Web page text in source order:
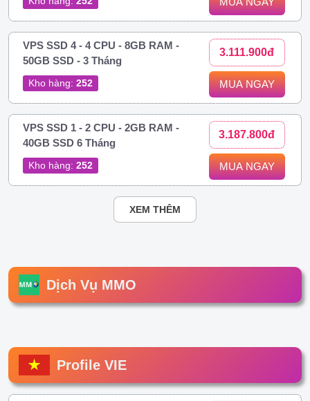
VPS SSD 4 - 4 CPU - 8GB RAM -
50GB SSD - 3 Tháng
Kho hàng: 252
3.111.900đ
MUA NGAY
VPS SSD 1 - 2 CPU - 2GB RAM -
40GB SSD 6 Tháng
Kho hàng: 252
3.187.800đ
MUA NGAY
XEM THÊM
Dịch Vụ MMO
Profile VIE